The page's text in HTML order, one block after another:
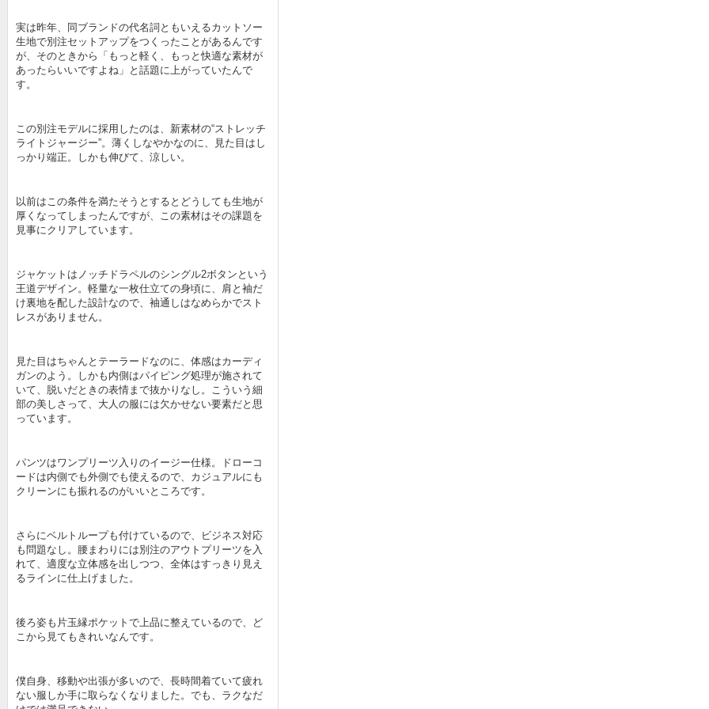
実は昨年、同ブランドの代名詞ともいえるカットソー
生地で別注セットアップをつくったことがあるんです
が、そのときから「もっと軽く、もっと快適な素材が
あったらいいですよね」と話題に上がっていたんで
す。
この別注モデルに採用したのは、新素材の“ストレッチ
ライトジャージー”。薄くしなやかなのに、見た目はし
っかり端正。しかも伸びて、涼しい。
以前はこの条件を満たそうとするとどうしても生地が
厚くなってしまったんですが、この素材はその課題を
見事にクリアしています。
ジャケットはノッチドラペルのシングル2ボタンという
王道デザイン。軽量な一枚仕立ての身頃に、肩と袖だ
け裏地を配した設計なので、袖通しはなめらかでスト
レスがありません。
見た目はちゃんとテーラードなのに、体感はカーディ
ガンのよう。しかも内側はパイピング処理が施されて
いて、脱いだときの表情まで抜かりなし。こういう細
部の美しさって、大人の服には欠かせない要素だと思
っています。
パンツはワンプリーツ入りのイージー仕様。ドローコ
ードは内側でも外側でも使えるので、カジュアルにも
クリーンにも振れるのがいいところです。
さらにベルトループも付けているので、ビジネス対応
も問題なし。腰まわりには別注のアウトプリーツを入
れて、適度な立体感を出しつつ、全体はすっきり見え
るラインに仕上げました。
後ろ姿も片玉縁ポケットで上品に整えているので、ど
こから見てもきれいなんです。
僕自身、移動や出張が多いので、長時間着ていて疲れ
ない服しか手に取らなくなりました。でも、ラクなだ